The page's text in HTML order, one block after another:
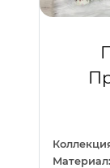
Материал: